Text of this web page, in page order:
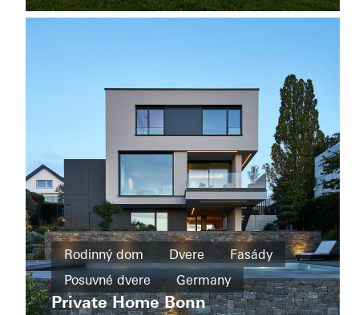
Posuvné
Rodinný
dom
Novostavba
Posuvné
Wohnhaus
Tirol
Rodinný dom Dvere
Fasády
Posuvné dvere
Germany
Private Home Bonn